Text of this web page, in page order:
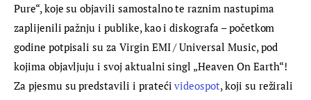
Pure“, koje su objavili samostalno te raznim nastupima
zaplijenili pažnju i publike, kao i diskografa – početkom
godine potpisali su za Virgin EMI / Universal Music, pod
kojima objavljuju i svoj aktualni singl „Heaven On Earth“!
Za pjesmu su predstavili i prateći videospot, koji su režirali